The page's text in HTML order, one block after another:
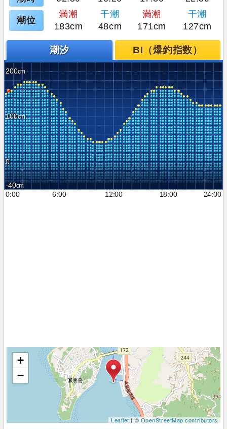
潮位
満潮 干潮 満潮
干潮
183cm
48cm 171cm 127cm
潮汐 BI（爆釣指数）
200
100
0
-40
0:00
6:00 12:00 18:00 24:00
+
−
Leaflet| ©OpenStreetMap contributors